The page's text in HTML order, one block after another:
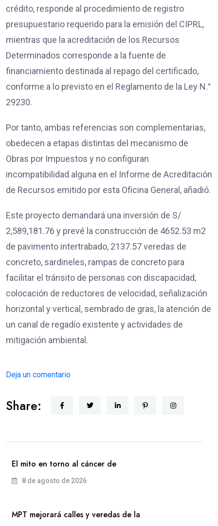
crédito, responde al procedimiento de registro
presupuestario requerido para la emisión del CIPRL,
mientras que la acreditación de los Recursos
Determinados corresponde a la fuente de
financiamiento destinada al repago del certificado,
conforme a lo previsto en el Reglamento de la Ley N.°
29230.
Por tanto, ambas referencias son complementarias,
obedecen a etapas distintas del mecanismo de
Obras por Impuestos y no configuran
incompatibilidad alguna en el Informe de Acreditación
de Recursos emitido por esta Oficina General, añadió.
Este proyecto demandará una inversión de S/
2,589,181.76 y prevé la construcción de 4652.53 m2
de pavimento intertrabado, 2137.57 veredas de
concreto, sardineles, rampas de concreto para
facilitar el tránsito de personas con discapacidad,
colocación de reductores de velocidad, señalización
horizontal y vertical, sembrado de gras, la atención de
un canal de regadío existente y actividades de
mitigación ambiental.
Deja un comentario
Share:
El mito en torno al cáncer de
8 de agosto de 2026
MPT mejorará calles y veredas de la